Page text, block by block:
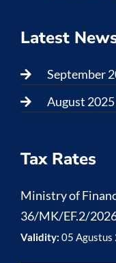
Latest
September
August
Tax Rates
Ministry of
36/MK/EF.2/
Validity: 05 Agustus